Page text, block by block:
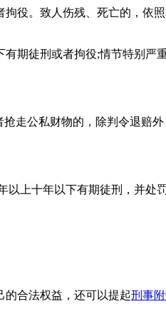
拘役。致人伤残、死亡的，依
有期徒刑或者拘役;情节特别严
走公私财物的，除判令退赔
上十年以下有期徒刑，并处罚
的合法权益，还可以提起刑事